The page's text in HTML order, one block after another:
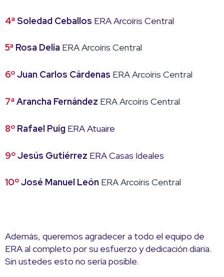
4ª Soledad Ceballos ERA Arcoíris Central
5ª Rosa Delia ERA Arcoíris Central
6ºJuan Carlos Cárdenas ERA Arcoíris Central
7ª Arancha Fernández ERA Arcoíris Central
8º Rafael Puig ERA Atuaire
9ºJesús Gutiérrez ERA Casas Ideales
10ºJosé Manuel León ERA Arcoíris Central
Además, queremos agradecer a todo el equipo de
ERA al completo por su esfuerzo y dedicación diaria.
Sin ustedes esto no sería posible.